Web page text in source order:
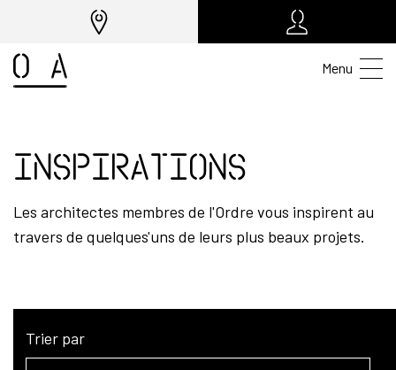
Menu
Inspirations
Les architectes membres de l'Ordre vous inspirent au
travers de quelques'uns de leurs plus beaux projets.
Trier par